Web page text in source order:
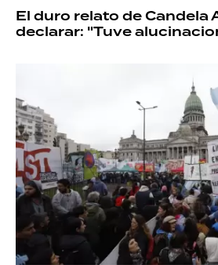
El duro relato de Candela
declarar: "Tuve